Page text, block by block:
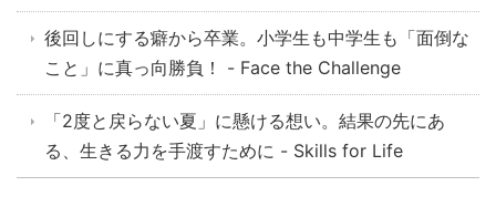
後回しにする癖から卒業。小学生も中学生も「面倒な
こと」に真っ向勝負！ - Face the Challenge
「2度と戻らない夏」に懸ける想い。結果の先にあ
る、生きる力を手渡すために - Skills for Life